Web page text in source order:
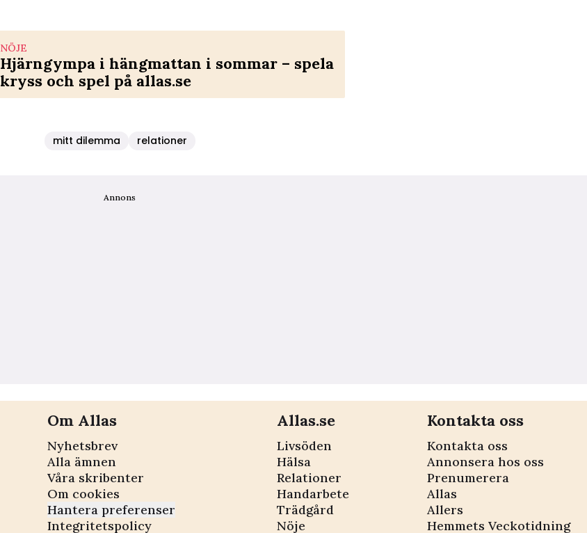
NÖJE
Hjärngympa i hängmattan i sommar – spela
kryss och spel på allas.se
mitt dilemma relationer
Annons
Om Allas
Nyhetsbrev
Alla ämnen
Våra skribenter
Om cookies
Hantera preferenser
Integritetspolicy
Allas.se
Livsöden
Hälsa
Relationer
Handarbete
Trädgård
Nöje
Kontakta oss
Kontakta oss
Annonsera hos oss
Prenumerera
Allas
Allers
Hemmets Veckotidning